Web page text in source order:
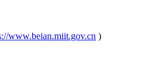
www.beian.miit.gov.cn )